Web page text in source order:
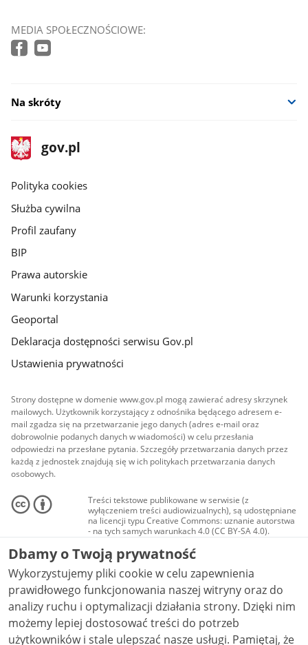
MEDIA SPOŁECZNOŚCIOWE:
Na skróty
stopka
gov.pl
Strona
gov.pl
gov.pl
Polityka cookies
Służba cywilna
Profil zaufany
BIP
Prawa autorskie
Warunki korzystania
Geoportal
Deklaracja dostępności serwisu Gov.pl
Ustawienia prywatności
Strony dostępne w domenie www.gov.pl mogą zawierać adresy skrzynek
mailowych. Użytkownik korzystający z odnośnika będącego adresem e-
mail zgadza się na przetwarzanie jego danych (adres e-mail oraz
dobrowolnie podanych danych w wiadomości) w celu przesłania
odpowiedzi na przesłane pytania. Szczegóły przetwarzania danych przez
każdą z jednostek znajdują się w ich politykach przetwarzania danych
osobowych.
Treści tekstowe publikowane w serwisie (z
wyłączeniem treści audiowizualnych), są udostępniane
na licencji typu Creative Commons: uznanie autorstwa
- na tych samych warunkach 4.0 (CC BY-SA 4.0).
Materiały audiowizualne, w tym zdjęcia, materiały
audio i wideo, są udostępniane na licencji typu
Creative Commons: uznanie autorstwa użycie
niekomercyjne - bez utworów zależnych 4.0 (CC BY-
NC-ND 4.0), o ile nie jest to stwierdzone inaczej.
Dbamy o Twoją prywatność
Wykorzystujemy pliki cookie w celu zapewnienia
prawidłowego funkcjonowania naszej witryny oraz do
analizy ruchu i optymalizacji działania strony. Dzięki nim
możemy lepiej dostosować treści do potrzeb
użytkowników i stale ulepszać nasze usługi. Pamiętaj, że